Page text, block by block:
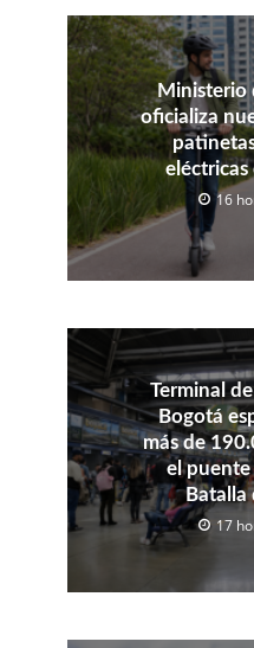
Ministerio
oficializa
eléctricas
16
Terminal
Bogotá
más de
el
Batalla
17